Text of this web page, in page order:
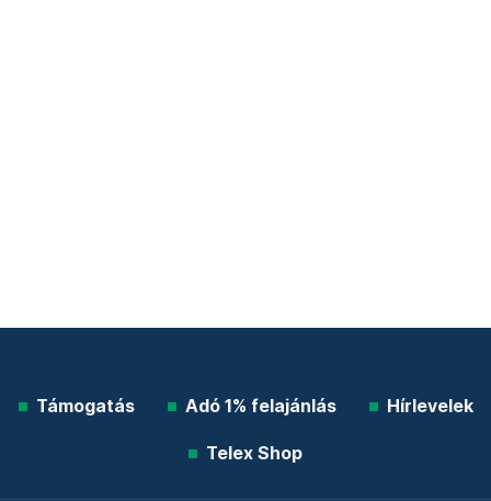
Támogatás Adó 1% felajánlás Hírlevelek
Telex Shop